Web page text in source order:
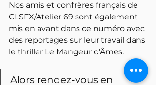
Nos amis et confrères français de
CLSFX/Atelier 69 sont également
mis en avant dans ce numéro avec
des reportages sur leur travail dans
le thriller Le Mangeur d’Âmes.
Alors rendez-vous en